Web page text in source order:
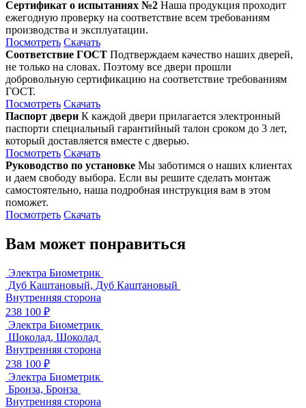
Сертификат о испытаниях №2 Наша продукция проходит
ежегодную проверку на соответствие всем требованиям
производства и эксплуатации.
Посмотреть Скачать
Соответствие ГОСТ Подтверждаем качество наших дверей,
не только на словах. Поэтому все двери прошли
добровольную сертификацию на соответствие требованиям
ГОСТ.
Посмотреть Скачать
Паспорт двери К каждой двери прилагается электронный
паспорти специальный гарантийный талон сроком до 3 лет,
который доставляется вместе с дверью.
Посмотреть Скачать
Руководство по установке Мы заботимся о наших клиентах
и даем свободу выбора. Если вы решите сделать монтаж
самостоятельно, наша подробная инструкция вам в этом
поможет.
Посмотреть Скачать
Вам может понравиться
Электра Биометрик
Дуб Каштановый, Дуб Каштановый
Внутренняя сторона
238 100 ₽
Электра Биометрик
Шоколад, Шоколад
Внутренняя сторона
238 100 ₽
Электра Биометрик
Бронза, Бронза
Внутренняя сторона